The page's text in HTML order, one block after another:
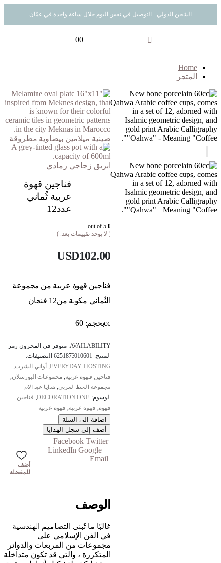
الشحن الدولي - التوصيل في نفس اليوم خلال ساعة واحدة في عمّان
00
Home
المتجر
صينية ميلامين بيضاوية مطروقة
ابريق زجاجي رمادي
فناجين قهوة
عربية ثُماني
عدد12
0
( لا يوجد تقييمات بعد. )
USD102.00
فناجين قهوة عربية من مجموعة
الثُماني مكونة من12 فنجان
ccبحجم: 60
AVAILABILITY: متوفر في المخزون رمز
المنتج: 6251873010601 التصنيفات:
EVERYDAY HOSTING
,أواني الشرب,
فناجين قهوة عربية ,مجموعات البورسلان
مجموعة الخط العربي ,هدايا عيد الام
الوسوم: DECORATION ONE فناجين
قهوة قهوة عربية قهوة عربية
اضافة الى السلة
أضف إلى سجل الهدايا
Facebook Twitter
LinkedIn Google +
Email
أضف
للمفضلة
الوصف
غالبًا ما تُبنى التصاميم الهندسية
في الفن الإسلامي على
مجموعات من المربعات والدوائر
المتكررة ، والتي قد تكون متداخلة